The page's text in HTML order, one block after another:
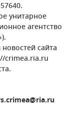
унитарное
агентство
сайта
crimea.ria.ru